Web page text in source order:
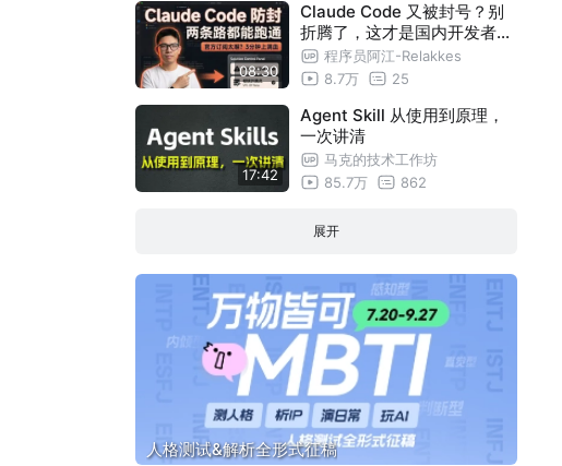
08:30
Claude Code 又被封号？别
折腾了，这才是国内开发者的
终极解法！
程序员阿江-Relakkes
8.7万
25
17:42
Agent Skill 从使用到原理，
一次讲清
马克的技术工作坊
85.7万
862
展开
人格测试&解析全形式征稿